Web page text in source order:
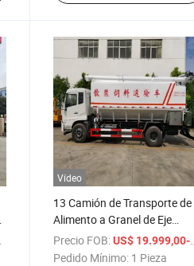
/ Pieza
Vídeo
13 Camión de Transporte de
Alimento a Granel de Eje
Simple con 25m³ Capacidad –
180-220HP Motor, Tamaño
Precio FOB: US$ 19.999,00-59.000,00
Pedido Mínimo: 1 Pieza